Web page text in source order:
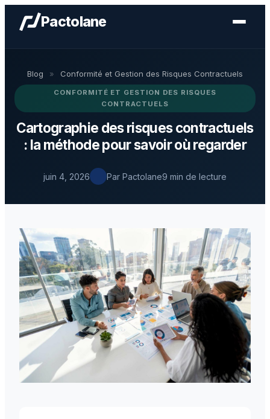
Pactolane
Blog » Conformité et Gestion des Risques Contractuels
CONFORMITÉ ET GESTION DES RISQUES
CONTRACTUELS
Cartographie des risques contractuels
: la méthode pour savoir où regarder
juin 4, 2026 Par Pactolane9 min de lecture